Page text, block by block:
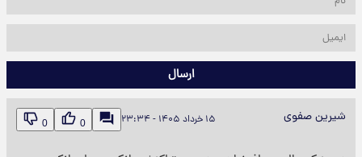
ارسال
شیرین صفوی